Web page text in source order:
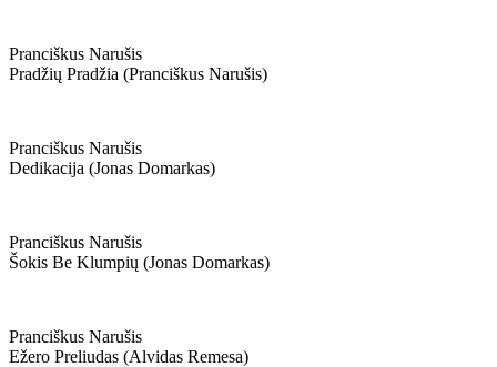
Pranciškus Narušis
Pradžių Pradžia (pranciškus Narušis)
Pranciškus Narušis
Dedikacija (jonas Domarkas)
Pranciškus Narušis
Šokis Be Klumpių (jonas Domarkas)
Pranciškus Narušis
Ežero Preliudas (alvidas Remesa)